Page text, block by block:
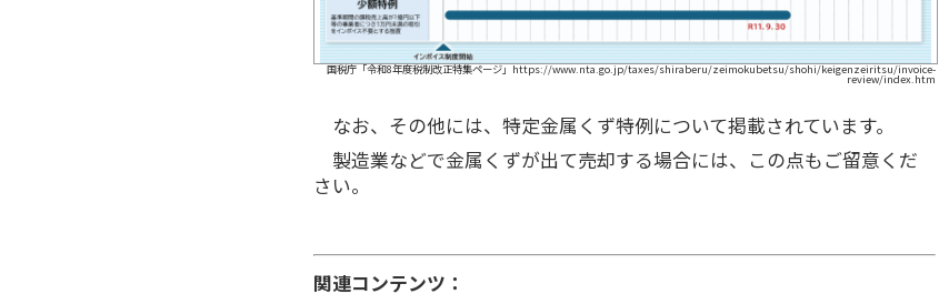
国税庁「令和8年度税制改正特集ページ」https://www.nta.go.jp/taxes/shiraberu/zeimokubetsu/shohi/keigenzeiritsu/invoice-
review/index.htm
なお、その他には、特定金属くず特例について掲載されています。
製造業などで金属くずが出て売却する場合には、この点もご留意くだ
さい。
関連コンテンツ：